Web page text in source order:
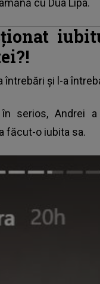
întrebări și l-a
serios, Andrei
făcut-o iubita sa.